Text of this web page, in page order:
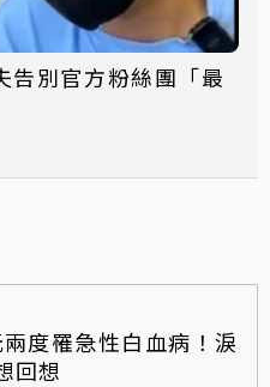
告別官方粉絲團「最
度罹急性白血病！淚
回想